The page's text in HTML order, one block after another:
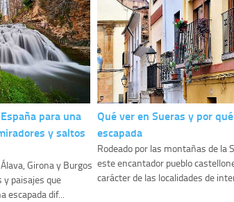
para una
y saltos
Girona y Burgos
y paisajes que
escapada dif...
Qué ver en Sueras y por
escapada
Rodeado por las montañas de la
este encantador pueblo
carácter de las localidades de